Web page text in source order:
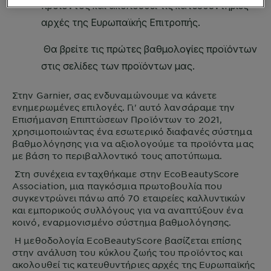
Στην Garnier, σας ενδυναμώνουμε να κάνετε
ενημερωμένες επιλογές. Γι' αυτό λανσάραμε την
Επισήμανση Επιπτώσεων Προϊόντων το 2021,
χρησιμοποιώντας ένα εσωτερικό διαφανές σύστημα
βαθμολόγησης για να αξιολογούμε τα προϊόντα μας
με βάση το περιβαλλοντικό τους αποτύπωμα.
Στη συνέχεια ενταχθήκαμε στην EcoBeautyScore
Association, μια παγκόσμια πρωτοβουλία που
συγκεντρώνει πάνω από 70 εταιρείες καλλυντικών
και εμπορικούς συλλόγους για να αναπτύξουν ένα
κοινό, εναρμονισμένο σύστημα βαθμολόγησης.
Η μεθοδολογία EcoBeautyScore βασίζεται επίσης
στην ανάλυση του κύκλου ζωής του προϊόντος και
ακολουθεί τις κατευθυντήριες αρχές της Ευρωπαϊκής